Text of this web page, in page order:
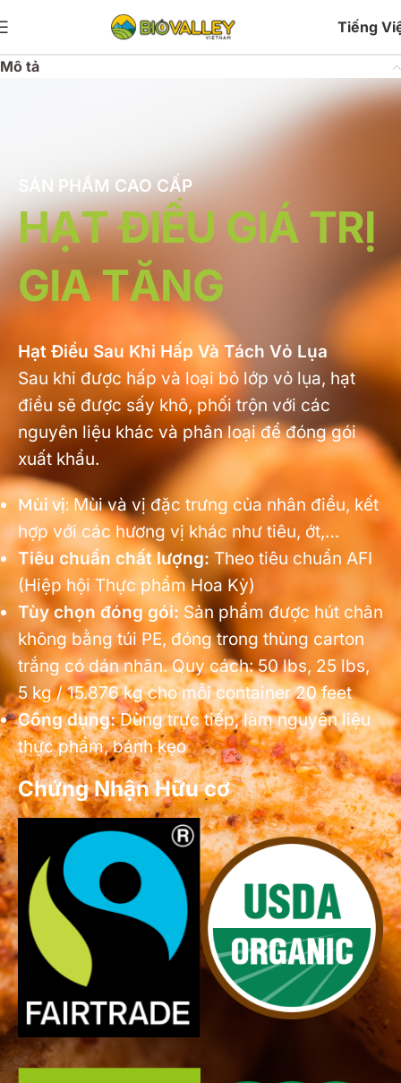
Tiếng
Mô tả
SẢN PHẨM CAO CẤP
HẠT ĐIỀU GIÁ TRỊ
GIA TĂNG
Hạt Điều Sau Khi Hấp Và Tách Vỏ Lụa
Sau khi được hấp và loại bỏ lớp vỏ lụa, hạt
điều sẽ được sấy khô, phối trộn với các
nguyên liệu khác và phân loại để đóng gói
xuất khẩu.
Mùi vị:Mùi và vị đặc trưng của nhân điều, kết
hợp với các hương vị khác như tiêu, ớt,…
Tiêu chuẩn chất lượng: Theo tiêu chuẩn AFI
(Hiệp hội Thực phẩm Hoa Kỳ)
Tùy chọn đóng gói: Sản phẩm được hút chân
không bằng túi PE, đóng trong thùng carton
trắng có dán nhãn. Quy cách: 50 lbs, 25 lbs,
5 kg / 15.876 kg cho mỗi container 20 feet
Công dụng:Dùng trực tiếp, làm nguyên liệu
thực phẩm, bánh kẹo
Chứng Nhận Hữu cơ